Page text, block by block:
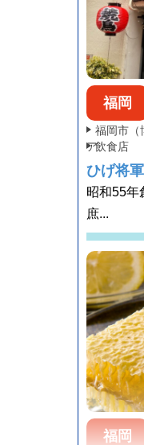
福岡
福岡市（
ア飲食店
ひげ将
昭和55年
庶...
福岡